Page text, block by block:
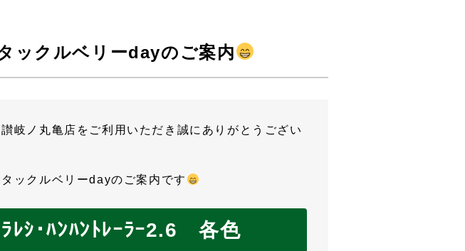
ックルベリーdayのご案内
岐ノ丸亀店をご利用いただき誠にありがとうござい
ックルベリーdayのご案内です
ﾗﾚｼ･ﾊﾝﾊﾝﾄﾚｰﾗｰ2.6 各色